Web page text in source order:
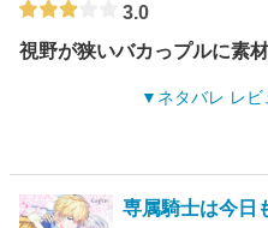
3.0
視野が狭いバカっプルに素
ネタバレ レ
専属騎士は今日